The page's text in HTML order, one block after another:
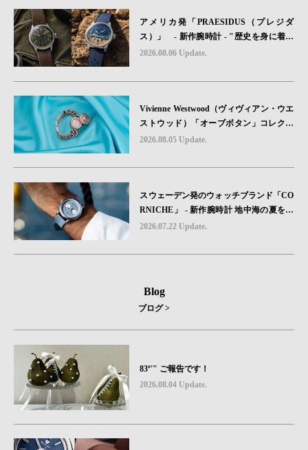
アメリカ発「PRAESIDUS（プレジダ
ス）」 - 新作腕時計 - "歴史を身に着け
る“ -戦場を駆け抜けたWillys MBのボンネ
砂を文字盤に閉じ込めた「A-11」コレク
2026.08.06 Update.
Vivienne Westwood（ヴィヴィアン・ウエ
ストウッド）「オーブボタン」コレクシ
ョンに、⽇本限定カラーのローズゴール
2026.08.05 Update.
スウェーデン発のウォッチブランド「CO
RNICHE」 - 新作腕時計 地中海の夏を映
す、爽やかなブルーダイヤル「Heritage C
2026.07.22 Update.
Blog
ブログ >
83º'" ご報告です！
2026.08.04 Update.